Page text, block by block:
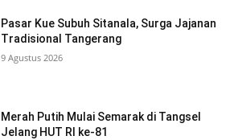
Pasar Kue Subuh Sitanala, Surga Jajanan
Tradisional Tangerang
9 Agustus 2026
Merah Putih Mulai Semarak di Tangsel
Jelang HUT RI ke-81